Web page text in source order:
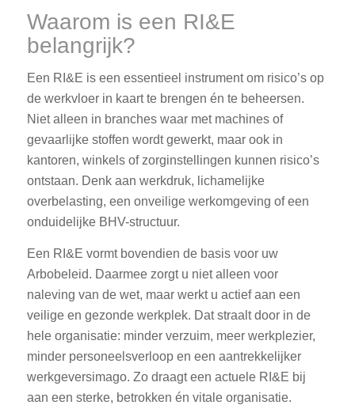
Waarom is een RI&E
belangrijk?
Een RI&E is een essentieel instrument om risico’s op
de werkvloer in kaart te brengen én te beheersen.
Niet alleen in branches waar met machines of
gevaarlijke stoffen wordt gewerkt, maar ook in
kantoren, winkels of zorginstellingen kunnen risico’s
ontstaan. Denk aan werkdruk, lichamelijke
overbelasting, een onveilige werkomgeving of een
onduidelijke BHV-structuur.
Een RI&E vormt bovendien de basis voor uw
Arbobeleid. Daarmee zorgt u niet alleen voor
naleving van de wet, maar werkt u actief aan een
veilige en gezonde werkplek. Dat straalt door in de
hele organisatie: minder verzuim, meer werkplezier,
minder personeelsverloop en een aantrekkelijker
werkgeversimago. Zo draagt een actuele RI&E bij
aan een sterke, betrokken én vitale organisatie.